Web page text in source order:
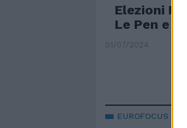
Elezioni
Le Pen e il
01/07/2024
EUROFOCUS